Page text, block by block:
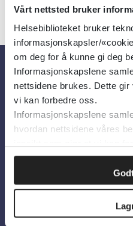
Vårt nettsted bruker
Helsebiblioteket bruker
informasjonskapsler/
om deg for å kunne gi deg
Informasjonskapslene
nettsidene brukes. Dette
vi kan forbedre oss.
Informasjonskapslene
hvordan nettsidene våres
Om oss
Om Helsebiblioteket
Personvern og
Information in English
Bilder fra